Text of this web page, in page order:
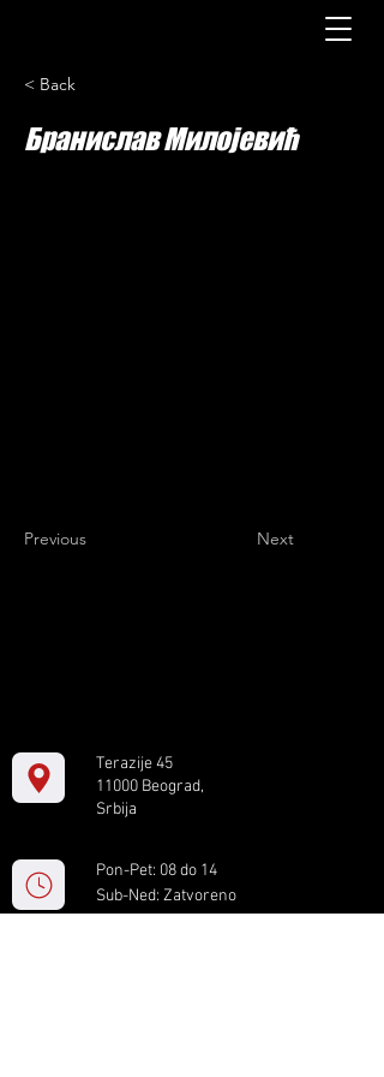
< Back
Бранислав Милојевић
Previous Next
Terazije 45
11000 Beograd,
Srbija
Pon-Pet: 08 do 14
Sub-Ned: Zatvoreno